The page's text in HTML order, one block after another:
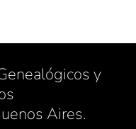
y
Aires.